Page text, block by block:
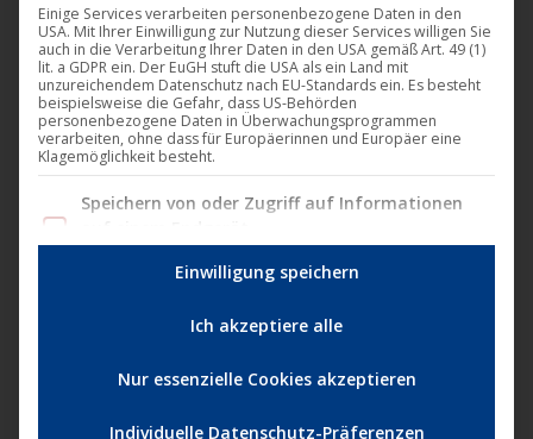
Geschenk an das Publikum, das einfach mit Energie,
Begeisterung, Farben und Liebe überschwemmt
und wieder einmal zeigt, was das Kino leisten kann“,
begründet die Saarbrücker Jury ihre Entscheidung.
Love Steaks „hat beim Filmfest München zum
ersten Mal in der Geschichte alle vier Förderpreise
gewonnen, nämlich“ Bester…
Einige Services verarbeiten personenbezogene Daten in den
USA. Mit Ihrer Einwilligung zur Nutzung dieser Services willigen Sie
auch in die Verarbeitung Ihrer Daten in den USA gemäß Art. 49 (1)
lit. a GDPR ein. Der EuGH stuft die USA als ein Land mit
unzureichendem Datenschutz nach EU-Standards ein. Es besteht
beispielsweise die Gefahr, dass US-Behörden
personenbezogene Daten in Überwachungsprogrammen
verarbeiten, ohne dass für Europäerinnen und Europäer eine
Klagemöglichkeit besteht.
Im Folgenden finden Sie eine Liste der Zwecke des IAB
Speichern von oder Zugriff auf Informationen
Personalisierte Werbung und Inhalte, Messung
von Werbeleistung und der Performance von
Inhalten, Zielgruppenforschung sowie
(624 Vendoren)
Geräte anhand von aktiv angeforderten
Einwilligung speichern
Ich akzeptiere alle
Nur essenzielle Cookies akzeptieren
Individuelle Datenschutz-Präferenzen